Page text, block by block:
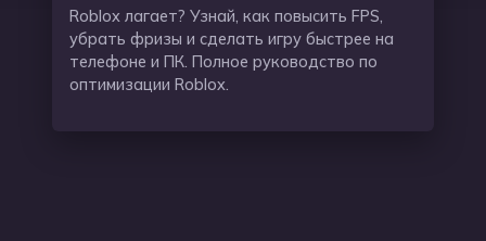
Roblox лагает? Узнай, как повысить FPS,
убрать фризы и сделать игру быстрее на
телефоне и ПК. Полное руководство по
оптимизации Roblox.